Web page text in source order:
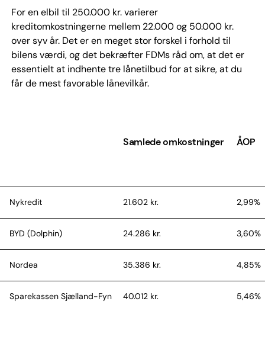
For en elbil til 250.000 kr. varierer
kreditomkostningerne mellem 22.000 og 50.000 kr.
over syv år. Det er en meget stor forskel i forhold til
bilens værdi, og det bekræfter FDMs råd om, at det er
essentielt at indhente tre lånetilbud for at sikre, at du
får de mest favorable lånevilkår.
Samlede omkostninger ÅOP
Nykredit 21.602 kr. 2,99%
BYD (Dolphin) 24.286 kr. 3,60%
Nordea 35.386 kr. 4,85%
Sparekassen Sjælland-Fyn 40.012 kr. 5,46%